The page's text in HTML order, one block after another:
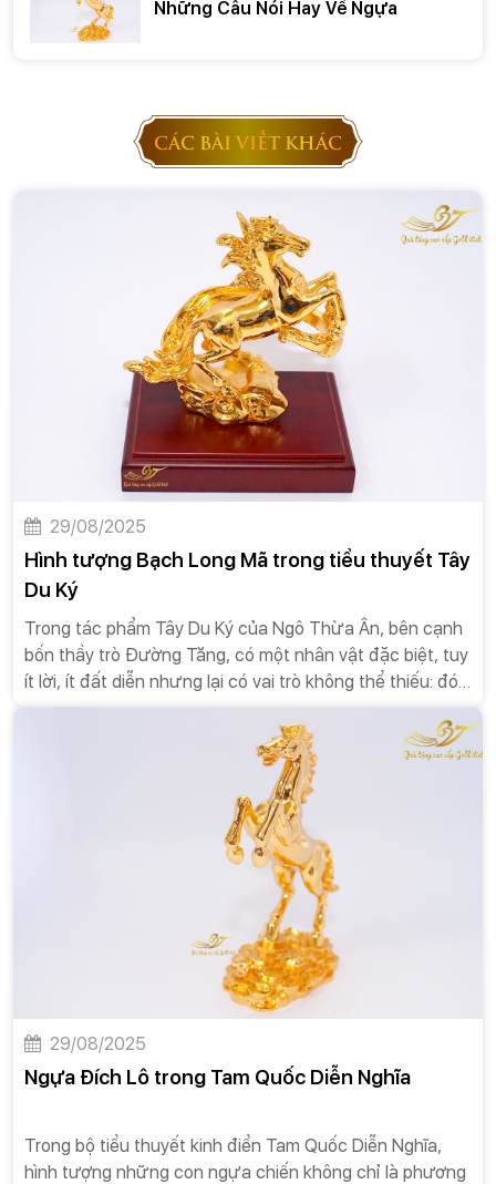
Những Câu Nói Hay Về Ngựa
CÁC BÀI VIẾT KHÁC
29/08/2025
Hình tượng Bạch Long Mã trong tiểu thuyết Tây
Du Ký
Trong tác phẩm Tây Du Ký của Ngô Thừa Ân, bên cạnh
bốn thầy trò Đường Tăng, có một nhân vật đặc biệt, tuy
ít lời, ít đất diễn nhưng lại có vai trò không thể thiếu: đó
chính là Bạch Long Mã (白龍馬). Không chỉ là một con
ngựa vô tri vô giác, Bạch Long Mã là một vị Bồ Tát tu
hành, là biểu tượng của sự hy sinh thầm lặng, lòng trung
thành và hành trình tìm kiếm sự giác ngộ. Câu chuyện
về cuộc đời của Bạch Long Mã, từ một hoàng tử cao
quý đến một con ngựa thồ, là một bài học sâu sắc về
sự sám hối, sự khiêm nhường và ý nghĩa của sự cống
29/08/2025
Ngựa Đích Lô trong Tam Quốc Diễn Nghĩa
Trong bộ tiểu thuyết kinh điển Tam Quốc Diễn Nghĩa,
hình tượng những con ngựa chiến không chỉ là phương